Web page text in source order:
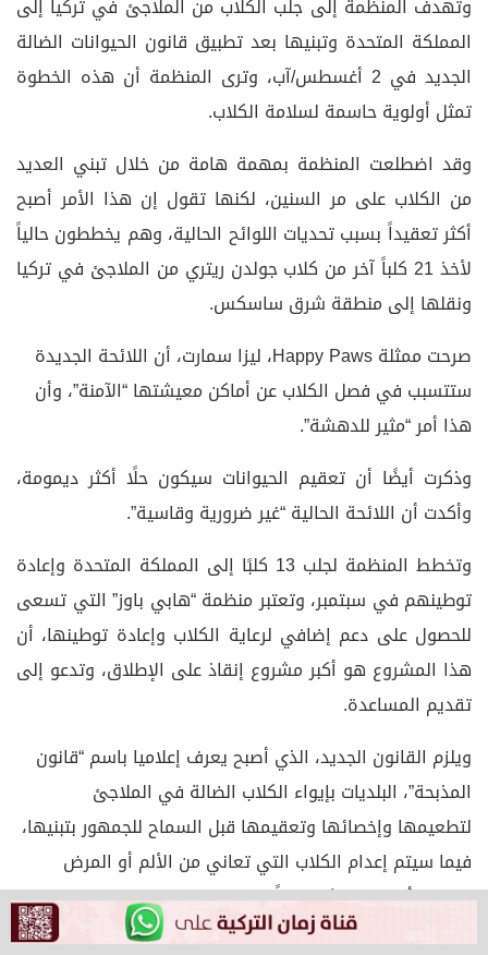
وتهدف المنظمة إلى جلب الكلاب من الملاجئ في تركيا إلى
المملكة المتحدة وتبنيها بعد تطبيق قانون الحيوانات الضالة
الجديد في 2 أغسطس/آب، وترى المنظمة أن هذه الخطوة
تمثل أولوية حاسمة لسلامة الكلاب.
وقد اضطلعت المنظمة بمهمة هامة من خلال تبني العديد
من الكلاب على مر السنين، لكنها تقول إن هذا الأمر أصبح
أكثر تعقيداً بسبب تحديات اللوائح الحالية، وهم يخططون حالياً
لأخذ 21 كلباً آخر من كلاب جولدن ريتري من الملاجئ في تركيا
ونقلها إلى منطقة شرق ساسكس.
صرحت ممثلة Happy Paws، ليزا سمارت، أن اللائحة الجديدة
ستتسبب في فصل الكلاب عن أماكن معيشتها “الآمنة”، وأن
هذا أمر “مثير للدهشة”.
وذكرت أيضًا أن تعقيم الحيوانات سيكون حلًا أكثر ديمومة،
وأكدت أن اللائحة الحالية “غير ضرورية وقاسية”.
وتخطط المنظمة لجلب 13 كلبًا إلى المملكة المتحدة وإعادة
توطينهم في سبتمبر، وتعتبر منظمة “هابي باوز” التي تسعى
للحصول على دعم إضافي لرعاية الكلاب وإعادة توطينها، أن
هذا المشروع هو أكبر مشروع إنقاذ على الإطلاق، وتدعو إلى
تقديم المساعدة.
ويلزم القانون الجديد، الذي أصبح يعرف إعلاميا باسم “قانون
المذبحة”، البلديات بإيواء الكلاب الضالة في الملاجئ
لتطعيمها وإخصائها وتعقيمها قبل السماح للجمهور بتبنيها،
فيما سيتم إعدام الكلاب التي تعاني من الألم أو المرض
المميت أو التي تمثل خطراً على صحة المواطنين.
Tags:
Happy Paws Puppy Rescue أنقرة إنجلترا